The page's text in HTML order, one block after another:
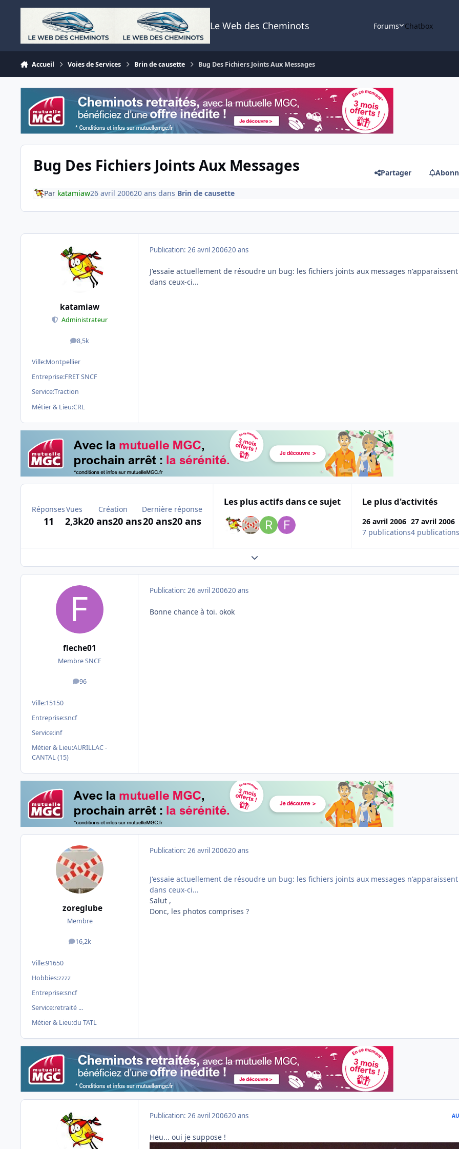
Aller au contenu
Le Web des Cheminots Forums Chatbox
Accueil Voies de Services Brin de causette Bug Des Fichiers Joints Aux Messages
Bug Des Fichiers Joints Aux Messages Partager
Par katamiaw26 avril 200620 ans dans Brin de causette
katamiaw
Administrateur
8,5k
messages
Ville:Montpellier
Entreprise:FRET SNCF
Service:Traction
Métier & Lieu:CRL
Publication: 26 avril 200620 ans
J'essaie actuellement de résoudre un bug: les fichiers joints aux messages
dans ceux-ci...
Réponses
11
Vues
2,3k
Création
20 ans20 ans
Dernière réponse
20 ans20 ans
Les plus actifs dans ce sujet Le plus d'activités
26 avril 2006
7 publications
27 avril 2006
4 publications
Expand topic overview
fleche01
Membre SNCF
96
messages
Ville:15150
Entreprise:sncf
Service:inf
Métier & Lieu:AURILLAC -
CANTAL (15)
Publication: 26 avril 200620 ans
Bonne chance à toi. okok
zoreglube
Membre
16,2k
messages
Ville:91650
Hobbies:zzzz
Entreprise:sncf
Service:retraité ...
Métier & Lieu:du TATL
Publication: 26 avril 200620 ans
J'essaie actuellement de résoudre un bug: les fichiers joints aux messages
dans ceux-ci...
Salut ,
Donc, les photos comprises ?
Publication: 26 avril 200620 ans
Heu... oui je suppose !